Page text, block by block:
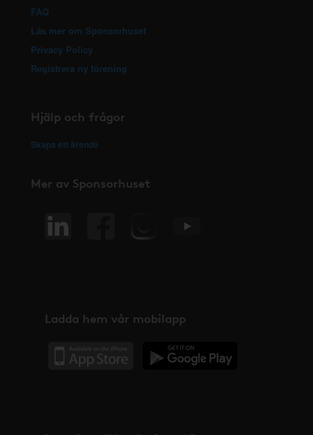
FAQ
Läs mer om Sponsorhuset
Privacy Policy
Registrera ny förening
Hjälp och frågor
Skapa ett ärende
Mer av Sponsorhuset
Ladda hem vår mobilapp